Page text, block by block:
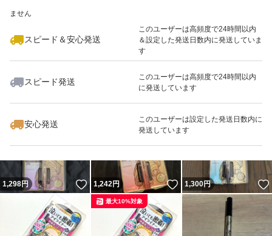
ません
スピード＆安心発送
このユーザーは高頻度で24時間以内
＆設定した発送日数内に発送していま
す
スピード発送
このユーザーは高頻度で24時間以内
に発送しています
安心発送
このユーザーは設定した発送日数内に
発送しています
いいね！
1,200
1,298円 いいね！
1,242円 いいね！
1,300円
最大10%対象